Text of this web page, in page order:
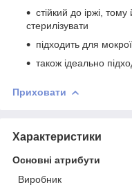
стійкий до іржі, тому
стерилізувати
підходить для
також ідеально
Приховати
Характеристики
Основні атрибути
Виробник